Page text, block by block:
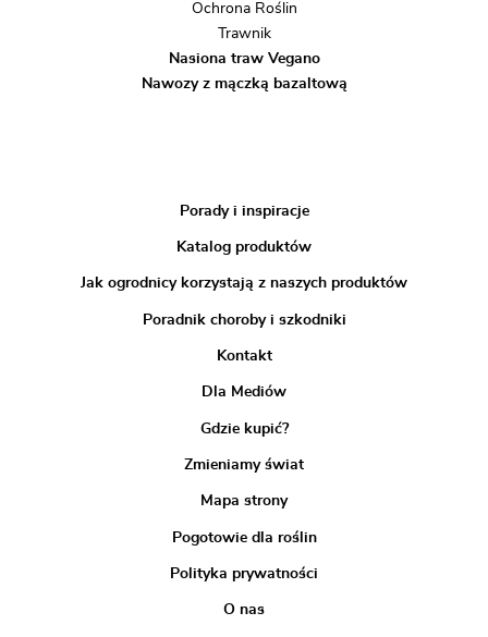
Ochrona Roślin
Trawnik
Nasiona traw Vegano
Nawozy z mączką bazaltową
Porady i inspiracje
Katalog produktów
Jak ogrodnicy korzystają z naszych produktów
Poradnik choroby i szkodniki
Kontakt
Dla Mediów
Gdzie kupić?
Zmieniamy świat
Mapa strony
Pogotowie dla roślin
Polityka prywatności
O nas